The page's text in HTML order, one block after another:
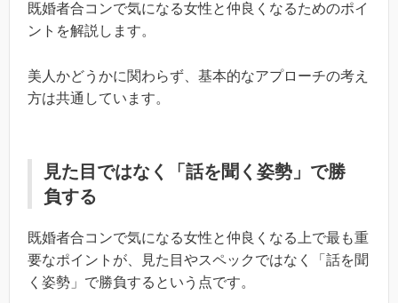
既婚者合コンで気になる女性と仲良くなるためのポイ
ントを解説します。
美人かどうかに関わらず、基本的なアプローチの考え
方は共通しています。
見た目ではなく「話を聞く姿勢」で勝
負する
既婚者合コンで気になる女性と仲良くなる上で最も重
要なポイントが、見た目やスペックではなく「話を聞
く姿勢」で勝負するという点です。